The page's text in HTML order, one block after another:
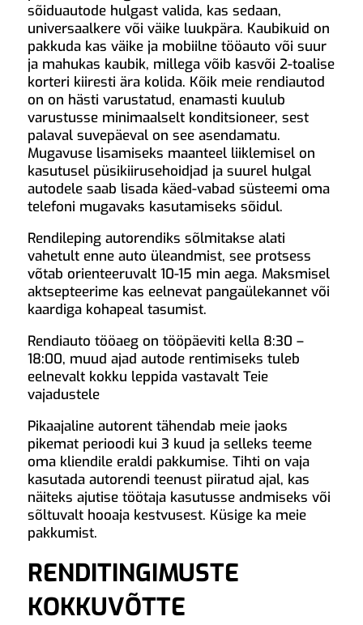
sõiduautode hulgast valida, kas sedaan,
universaalkere või väike luukpära. Kaubikuid on
pakkuda kas väike ja mobiilne tööauto või suur
ja mahukas kaubik, millega võib kasvõi 2-toalise
korteri kiiresti ära kolida. Kõik meie rendiautod
on on hästi varustatud, enamasti kuulub
varustusse minimaalselt konditsioneer, sest
palaval suvepäeval on see asendamatu.
Mugavuse lisamiseks maanteel liiklemisel on
kasutusel püsikiirusehoidjad ja suurel hulgal
autodele saab lisada käed-vabad süsteemi oma
telefoni mugavaks kasutamiseks sõidul.
Rendileping autorendiks sõlmitakse alati
vahetult enne auto üleandmist, see protsess
võtab orienteeruvalt 10-15 min aega. Maksmisel
aktsepteerime kas eelnevat pangaülekannet või
kaardiga kohapeal tasumist.
Rendiauto tööaeg on tööpäeviti kella 8:30 –
18:00, muud ajad autode rentimiseks tuleb
eelnevalt kokku leppida vastavalt Teie
vajadustele
Pikaajaline autorent tähendab meie jaoks
pikemat perioodi kui 3 kuud ja selleks teeme
oma kliendile eraldi pakkumise. Tihti on vaja
kasutada autorendi teenust piiratud ajal, kas
näiteks ajutise töötaja kasutusse andmiseks või
sõltuvalt hooaja kestvusest. Küsige ka meie
pakkumist.
RENDITINGIMUSTE
KOKKUVÕTTE